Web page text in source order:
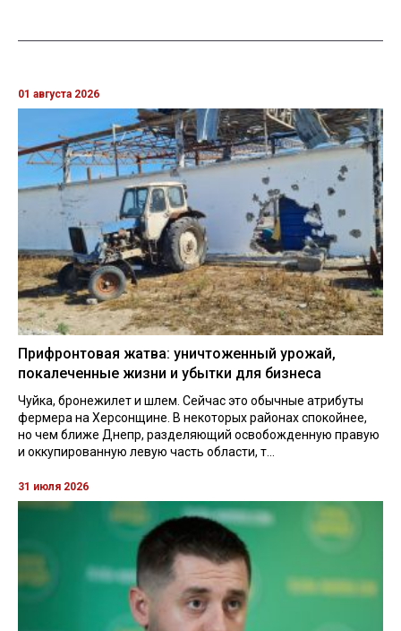
01 августа 2026
Прифронтовая жатва: уничтоженный урожай,
покалеченные жизни и убытки для бизнеса
Чуйка, бронежилет и шлем. Сейчас это обычные атрибуты
фермера на Херсонщине. В некоторых районах спокойнее,
но чем ближе Днепр, разделяющий освобожденную правую
и оккупированную левую часть области, т...
31 июля 2026